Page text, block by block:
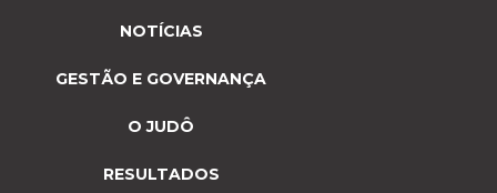
NOTÍCIAS
GESTÃO E GOVERNANÇA
O JUDÔ
RESULTADOS